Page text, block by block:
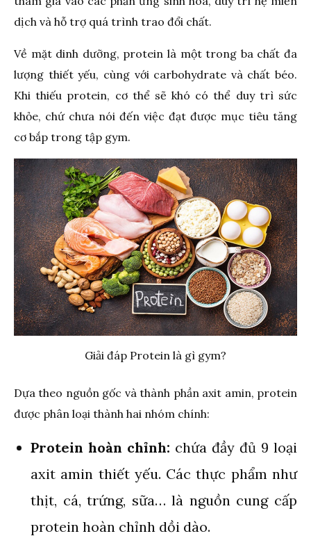
dịch và hỗ trợ quá trình trao đổi chất.
Về mặt dinh dưỡng, protein là một trong ba chất đa
lượng thiết yếu, cùng với carbohydrate và chất béo.
Khi thiếu protein, cơ thể sẽ khó có thể duy trì sức
khỏe, chứ chưa nói đến việc đạt được mục tiêu tăng
cơ bắp trong tập gym.
Giải đáp Protein là gì gym?
Dựa theo nguồn gốc và thành phần axit amin, protein
được phân loại thành hai nhóm chính:
Protein hoàn chỉnh: chứa đầy đủ 9 loại
axit amin thiết yếu. Các thực phẩm như
thịt, cá, trứng, sữa… là nguồn cung cấp
protein hoàn chỉnh dồi dào.